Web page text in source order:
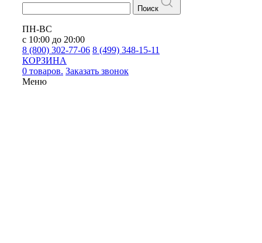
Поиск
ПН-ВС
с 10:00 до 20:00
8 (800) 302-77-06 8 (499) 348-15-11
КОРЗИНА
0 товаров. Заказать звонок
Меню